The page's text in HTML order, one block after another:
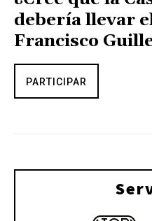
debería llevar
Francisco
PARTICIPAR